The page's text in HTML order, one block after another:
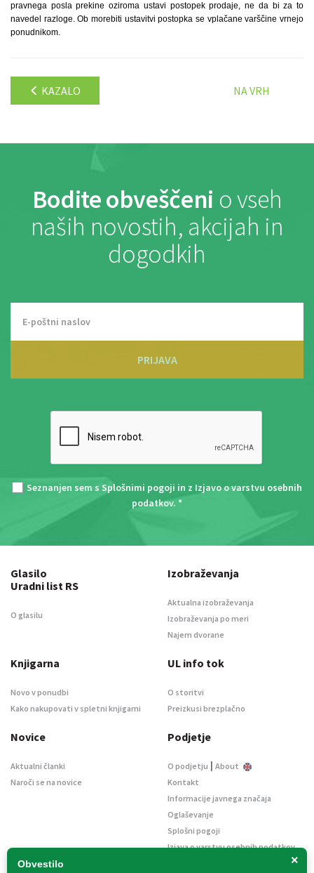
pravnega posla prekine oziroma ustavi postopek prodaje, ne da bi za to
navedel razloge. Ob morebiti ustavitvi postopka se vplačane varščine vrnejo
ponudnikom.
KAZALO NA VRH
Bodite obveščeni o vseh
naših novostih, akcijah in
dogodkih
PRIJAVA
Seznanjen sem s Splošnimi pogoji in z Izjavo o varstvu osebnih
podatkov. *
×
Obvestilo
Glasilo
Uradni list RS
O glasilu
Izobraževanja
Aktualna izobraževanja
Izobraževanja po meri
Najem dvorane
Knjigarna
Novo v ponudbi
Kako nakupovati v spletni knjigarni
UL info tok
O storitvi
Preizkusi brezplačno
Novice
Aktualni članki
Naroči se na novice
Podjetje
O podjetju | About
Kontakt
Informacije javnega značaja
Oglaševanje
Splošni pogoji
Izjava o varstvu osebnih podatkov